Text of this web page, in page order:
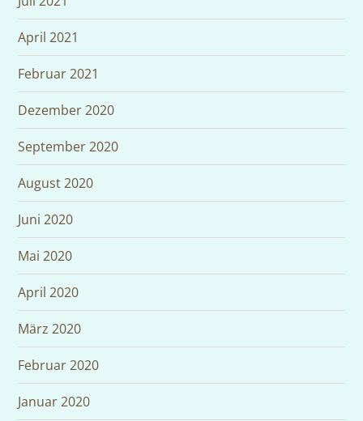
April 2021
Februar 2021
Dezember 2020
September 2020
August 2020
Juni 2020
Mai 2020
April 2020
März 2020
Februar 2020
Januar 2020